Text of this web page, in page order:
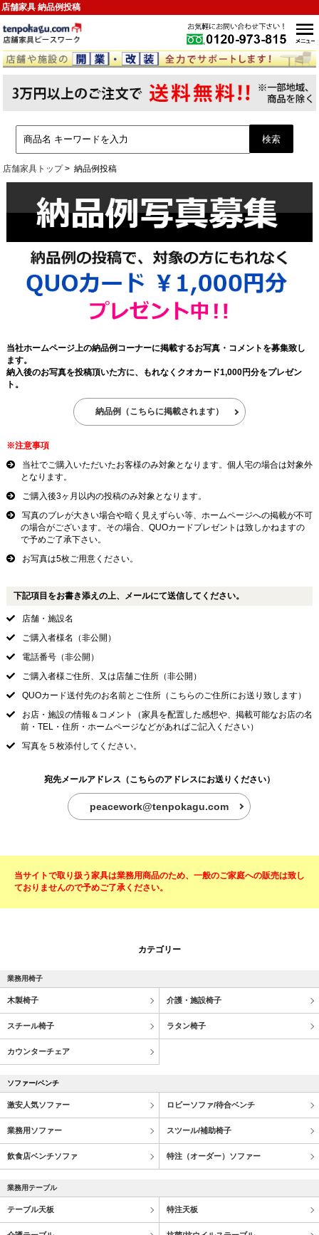
店舗家具 納品例投稿
店舗家具トップ 納品例投稿
当社ホームページ上の納品例コーナーに掲載するお写真・コメントを募集致し
ます。
納入後のお写真を投稿頂いた方に、もれなくクオカード1,000円分をプレゼン
ト。
納品例（こちらに掲載されます）
※注意事項
当社でご購入いただいたお客様のみ対象となります。個人宅の場合は対象外
となります。
ご購入後3ヶ月以内の投稿のみ対象となります。
写真のブレが大きい場合や暗く見えずらい等、ホームページへの掲載が不可
の場合がございます。その場合、QUOカードプレゼントは致しかねますの
で予めご了承下さい。
お写真は5枚ご用意ください。
下記項目をお書き添えの上、メールにて送信してください。
店舗・施設名
ご購入者様名（非公開）
電話番号（非公開）
ご購入者様ご住所、又は店舗ご住所（非公開）
QUOカード送付先のお名前とご住所（こちらのご住所にお送り致します）
お店・施設の情報＆コメント（家具を配置した感想や、掲載可能なお店の名
前・TEL・住所・ホームページなどがあればご記入ください）
写真を５枚添付してください。
宛先メールアドレス（こちらのアドレスにお送りください）
peacework@tenpokagu.com
当サイトで取り扱う家具は業務用商品のため、一般のご家庭への販売は致し
ておりませんので予めご了承ください。
カテゴリー
業務用椅子
木製椅子 介護・施設椅子
スチール椅子 ラタン椅子
カウンターチェア
ソファー/ベンチ
激安人気ソファー ロビーソファ/待合ベンチ
業務用ソファー スツール/補助椅子
飲食店ベンチソファ 特注（オーダー）ソファー
業務用テーブル
テーブル天板 特注天板